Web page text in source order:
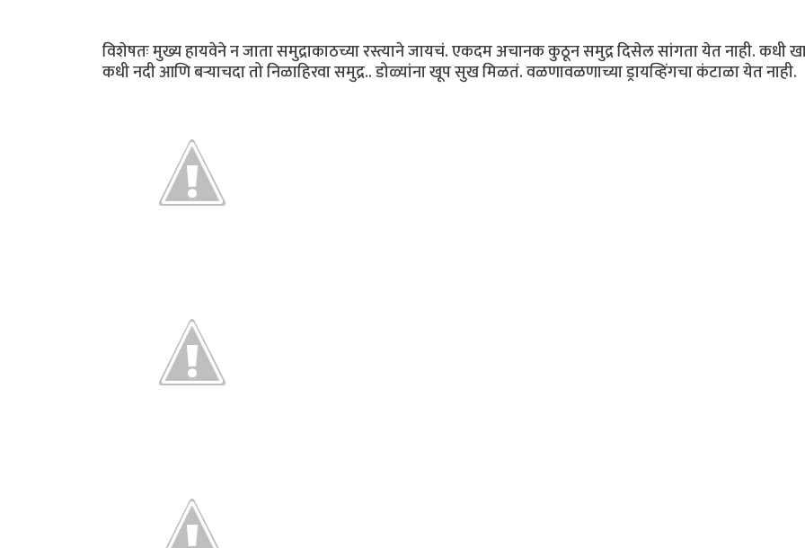
विशेषतः मुख्य हायवेने न जाता समुद्राकाठच्या रस्त्याने जायचं. एकदम अचानक कुठून समुद्र दिसेल सांगता येत नाही. कधी
कधी नदी आणि बर्‍याचदा तो निळाहिरवा समुद्र.. डोळ्यांना खूप सुख मिळतं. वळणावळणाच्या ड्रायव्हिंगचा कंटाळा येत नाही.